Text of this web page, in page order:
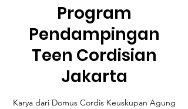
Program
Pendampingan
Teen Cordisian
Jakarta
Karya dari Domus Cordis Keuskupan Agung